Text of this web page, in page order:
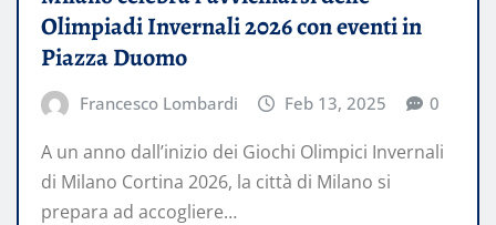
Olimpiadi Invernali 2026 con eventi in
Piazza Duomo
Francesco Lombardi Feb 13, 2025 0
A un anno dall’inizio dei Giochi Olimpici Invernali
di Milano Cortina 2026, la città di Milano si
prepara ad accogliere…